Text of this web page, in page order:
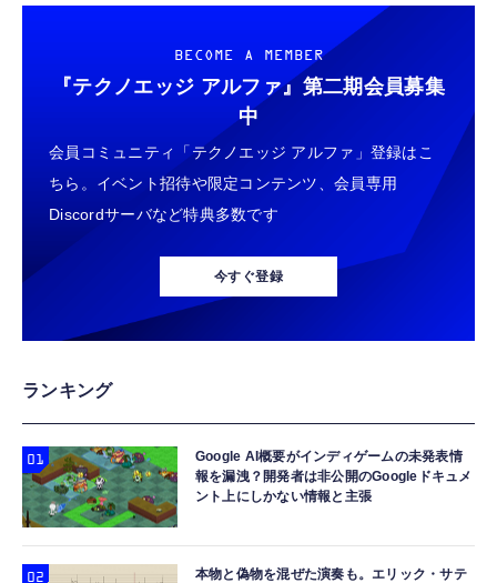
BECOME A MEMBER
『テクノエッジ アルファ』 第二期会員募集
中
会員コミュニティ「テクノエッジ アルファ」登録はこ
ちら。イベント招待や限定コンテンツ、会員専用
Discordサーバなど特典多数です
今すぐ登録
ランキング
Google AI概要がインディゲームの未発表情
報を漏洩？開発者は非公開のGoogleドキュメ
ント上にしかない情報と主張
本物と偽物を混ぜた演奏も。エリック・サテ